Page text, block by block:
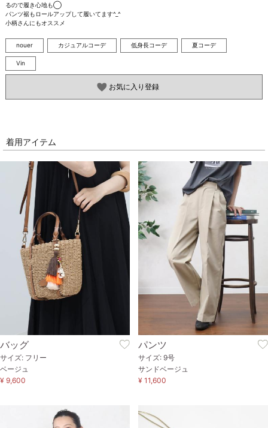
るので履き心地も◯
パンツ裾もロールアップして履いてます^_^
小柄さんにもオススメ
nouer カジュアルコーデ 低身長コーデ 夏コーデ
Vin
お気に入り登録
着用アイテム
バッグ
サイズ: フリー
ベージュ
¥ 9,600
パンツ
サイズ: 9号
サンドベージュ
¥ 11,600